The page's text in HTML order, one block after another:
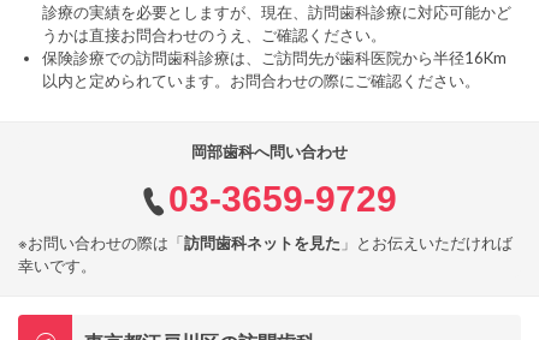
診療の実績を必要としますが、現在、訪問歯科診療に対応可能かど
うかは直接お問合わせのうえ、ご確認ください。
保険診療での訪問歯科診療は、ご訪問先が歯科医院から半径16Km
以内と定められています。お問合わせの際にご確認ください。
岡部歯科へ問い合わせ
03-3659-9729
※お問い合わせの際は「訪問歯科ネットを見た 」とお伝えいただければ
幸いです。